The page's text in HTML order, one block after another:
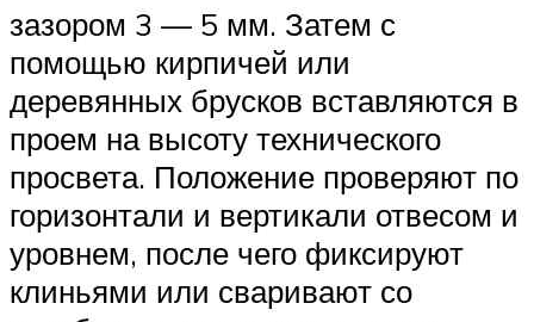
зазором 3 — 5 мм. Затем с
помощью кирпичей или
деревянных брусков вставляются в
проем на высоту технического
просвета. Положение проверяют по
горизонтали и вертикали отвесом и
уровнем, после чего фиксируют
клиньями или сваривают со